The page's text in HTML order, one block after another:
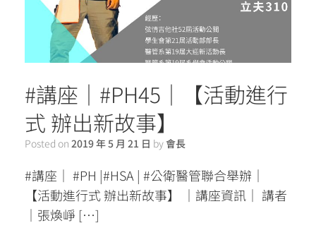
#講座｜#PH45｜【活動進行
式 辦出新故事】
Posted on 2019 年 5 月 21 日 by會長
#講座｜ #PH |#HSA | #公衛醫管聯合舉辦｜
【活動進行式 辦出新故事】 ｜講座資訊｜ 講者
｜張煥崢 […]